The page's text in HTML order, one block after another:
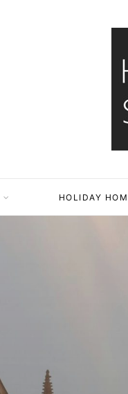
HOLIDAY